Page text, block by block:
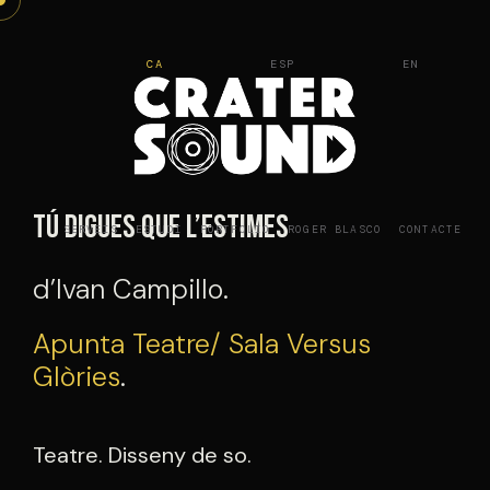
Vés
SERVEIS ESTUDI PORTFOLIO ROGER BLASCO CONTACTE
CA ESP EN
Tú digues que l’estimes
d’Ivan Campillo.
Apunta Teatre/ Sala Versus
Glòries.
Teatre. Disseny de so.